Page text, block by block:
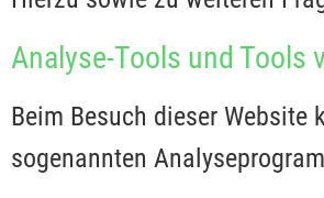
Analyse-Tools und Tools
Beim Besuch dieser
sogenannten